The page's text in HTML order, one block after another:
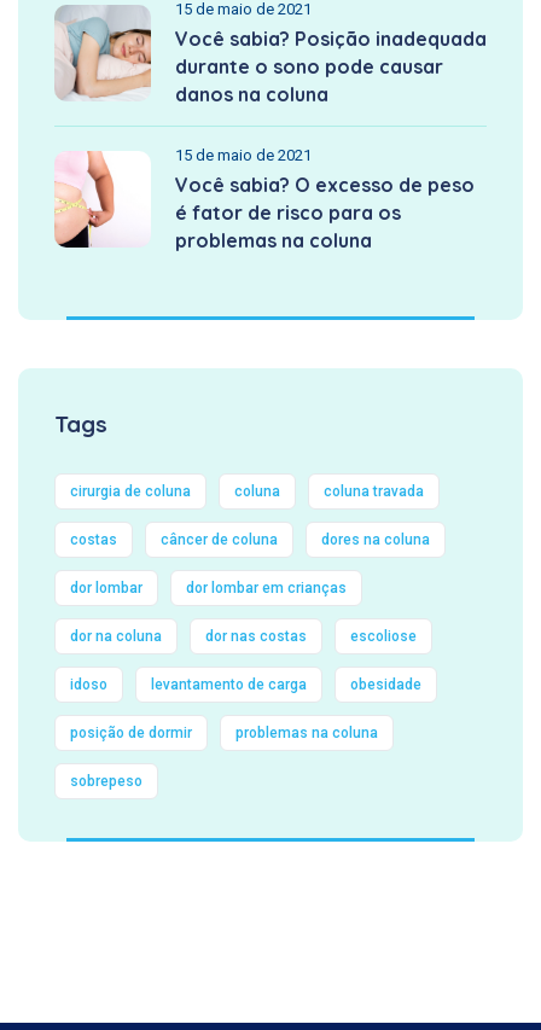
15 de maio de 2021
Você sabia? Posição inadequada
durante o sono pode causar
danos na coluna
15 de maio de 2021
Você sabia? O excesso de peso
é fator de risco para os
problemas na coluna
Tags
cirurgia de coluna coluna coluna travada
costas câncer de coluna dores na coluna
dor lombar dor lombar em crianças
dor na coluna dor nas costas escoliose
idoso levantamento de carga obesidade
posição de dormir problemas na coluna
sobrepeso